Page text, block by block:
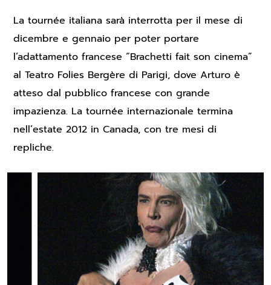
La tournée italiana sarà interrotta per il mese di
dicembre e gennaio per poter portare
l’adattamento francese “Brachetti fait son cinema”
al Teatro Folies Bergère di Parigi, dove Arturo è
atteso dal pubblico francese con grande
impazienza. La tournée internazionale termina
nell’estate 2012 in Canada, con tre mesi di
repliche.